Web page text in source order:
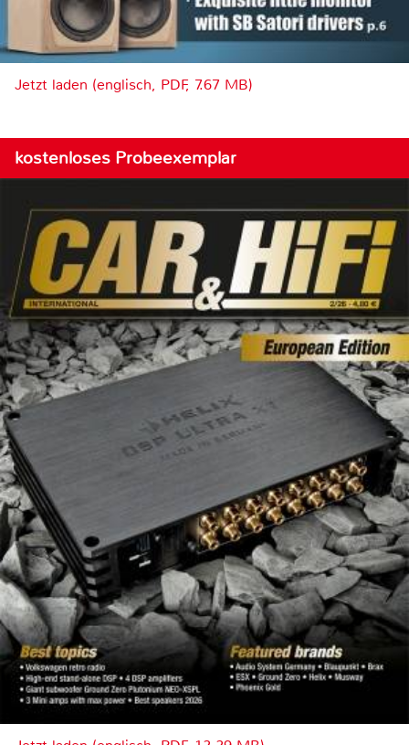
Jetzt laden (englisch, PDF, 7.67 MB)
kostenloses Probeexemplar